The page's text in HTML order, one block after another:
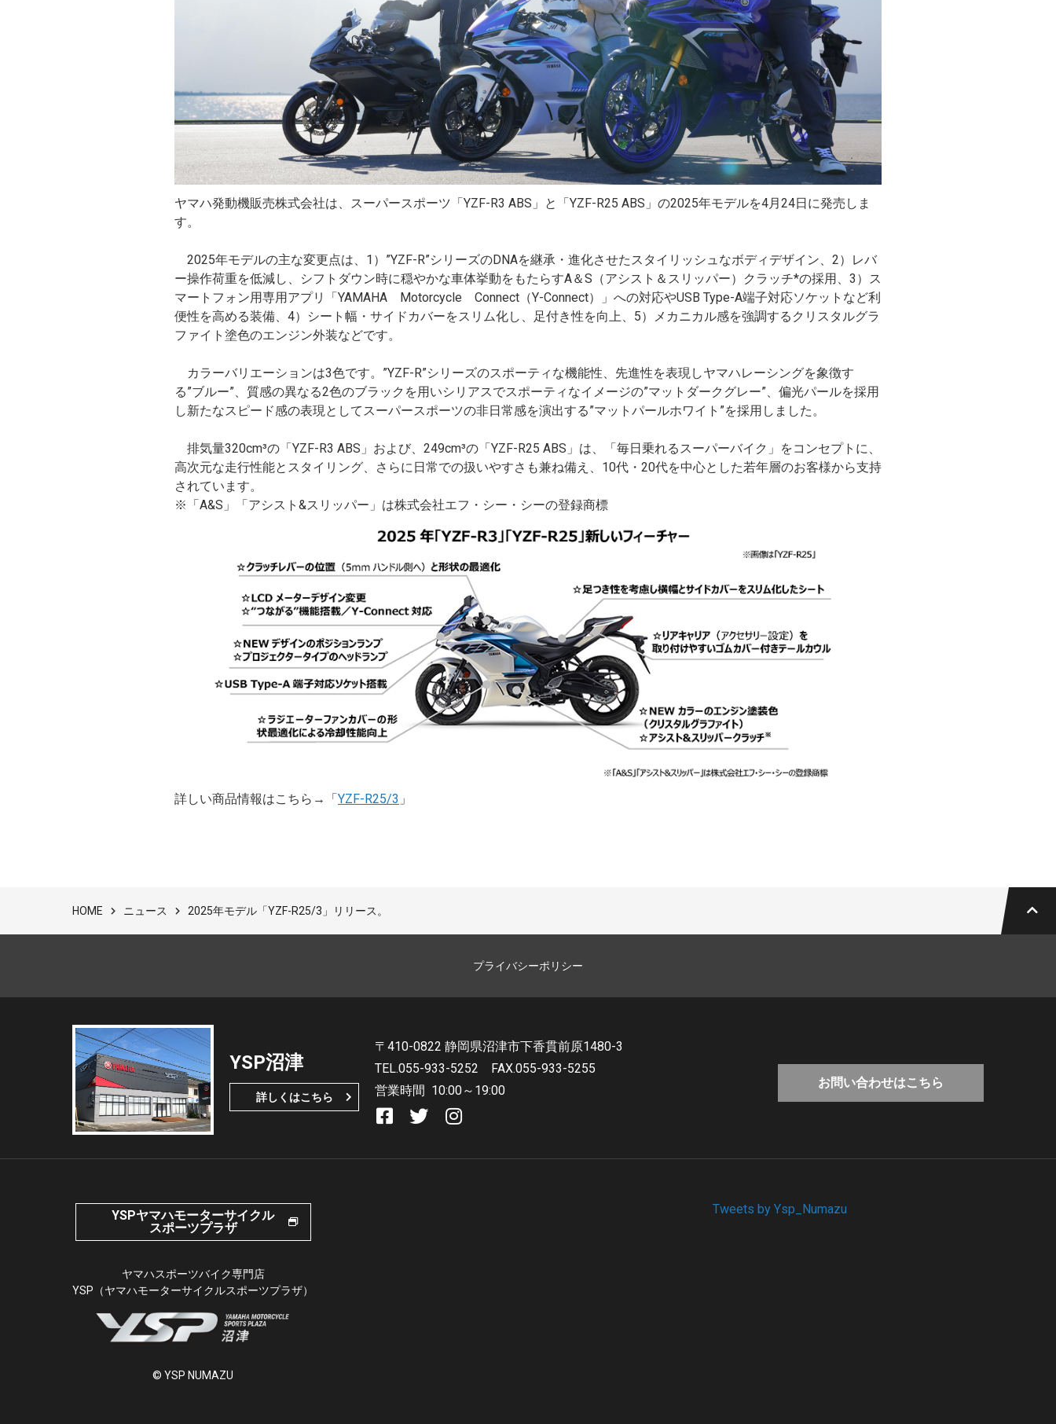
ヤマハ発動機販売株式会社は、スーパースポーツ「YZF-R3 ABS」と「YZF-R25 ABS」の2025年モデルを4月24日に発売しま
す。
2025年モデルの主な変更点は、1）”YZF-R”シリーズのDNAを継承・進化させたスタイリッシュなボディデザイン、2）レバ
ー操作荷重を低減し、シフトダウン時に穏やかな車体挙動をもたらすA＆S（アシスト＆スリッパー）クラッチ*の採用、3）ス
マートフォン用専用アプリ「YAMAHA Motorcycle Connect（Y-Connect）」への対応やUSB Type-A端子対応ソケットなど利
便性を高める装備、4）シート幅・サイドカバーをスリム化し、足付き性を向上、5）メカニカル感を強調するクリスタルグラ
ファイト塗色のエンジン外装などです。
カラーバリエーションは3色です。”YZF-R”シリーズのスポーティな機能性、先進性を表現しヤマハレーシングを象徴す
る”ブルー”、質感の異なる2色のブラックを用いシリアスでスポーティなイメージの”マットダークグレー”、偏光パールを採用
し新たなスピード感の表現としてスーパースポーツの非日常感を演出する”マットパールホワイト”を採用しました。
排気量320cm³の「YZF-R3 ABS」および、249cm³の「YZF-R25 ABS」は、「毎日乗れるスーパーバイク」をコンセプトに、
高次元な走行性能とスタイリング、さらに日常での扱いやすさも兼ね備え、10代・20代を中心とした若年層のお客様から支持
されています。
※「A&S」「アシスト&スリッパー」は株式会社エフ・シー・シーの登録商標
詳しい商品情報はこちら→「 YZF-R25/3 」
HOME ニュース 2025年モデル「YZF-R25/3」リリース。
プライバシーポリシー
YSP沼津
詳しくはこちら
〒410-0822 静岡県沼津市下香貫前原1480-3
TEL.055-933-5252
FAX.055-933-5255
営業時間 10:00～19:00
お問い合わせはこちら
YSPヤマハモーターサイクル
スポーツプラザ
ヤマハスポーツバイク専門店
YSP（ヤマハモーターサイクルスポーツプラザ）
© YSP NUMAZU
Tweets by Ysp_Numazu